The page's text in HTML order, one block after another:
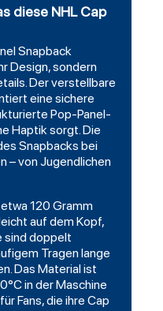
diese NHL Cap
Snapback
Design, sondern
Der verstellbare
eine sichere
Pop-Panel-
Haptik sorgt. Die
Snapbacks bei
– von Jugendlichen
120 Gramm
auf dem Kopf,
sind doppelt
Tragen lange
Das Material ist
in der Maschine
Fans, die ihre Cap